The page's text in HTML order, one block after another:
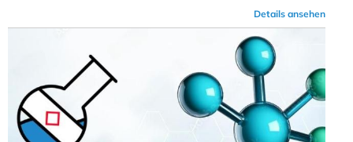
Details ansehen